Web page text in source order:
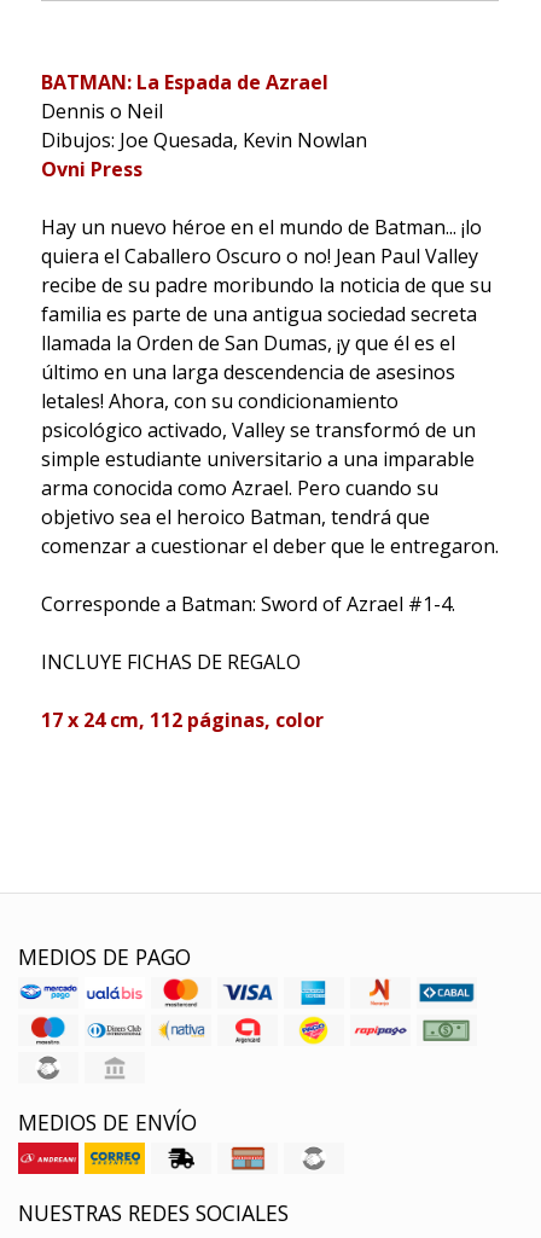
BATMAN: La Espada de Azrael
Dennis o Neil
Dibujos: Joe Quesada, Kevin Nowlan
Ovni Press
Hay un nuevo héroe en el mundo de Batman... ¡lo
quiera el Caballero Oscuro o no! Jean Paul Valley
recibe de su padre moribundo la noticia de que su
familia es parte de una antigua sociedad secreta
llamada la Orden de San Dumas, ¡y que él es el
último en una larga descendencia de asesinos
letales! Ahora, con su condicionamiento
psicológico activado, Valley se transformó de un
simple estudiante universitario a una imparable
arma conocida como Azrael. Pero cuando su
objetivo sea el heroico Batman, tendrá que
comenzar a cuestionar el deber que le entregaron.
Corresponde a Batman: Sword of Azrael #1-4.
INCLUYE FICHAS DE REGALO
17 x 24 cm, 112 páginas, color
MEDIOS DE PAGO
MEDIOS DE ENVÍO
NUESTRAS REDES SOCIALES